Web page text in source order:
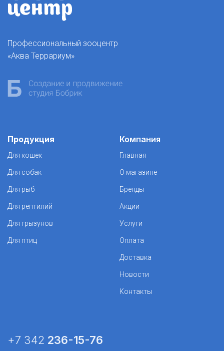
Профессиональный зооцентр
«Аква Террариум»
Продукция
Для кошек
Для собак
Для рыб
Для рептилий
Для грызунов
Для птиц
Компания
Главная
О магазине
Бренды
Акции
Услуги
Оплата
Доставка
Новости
Контакты
+7 342 236-15-76